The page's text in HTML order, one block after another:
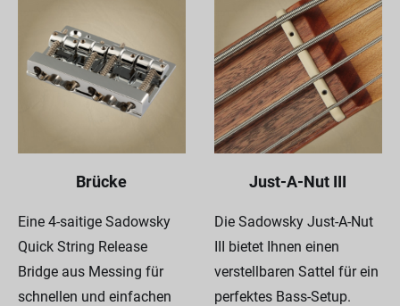
Brücke
Eine 4-saitige Sadowsky
Quick String Release
Bridge aus Messing für
schnellen und einfachen
Just-A-Nut III
Die Sadowsky Just-A-Nut
III bietet Ihnen einen
verstellbaren Sattel für ein
perfektes Bass-Setup.